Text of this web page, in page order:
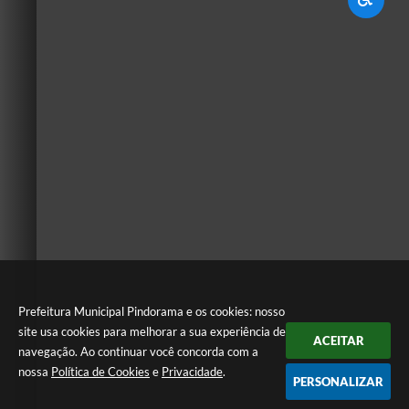
Prefeitura Municipal Pindorama e os cookies: nosso
site usa cookies para melhorar a sua experiência de
navegação. Ao continuar você concorda com a
nossa Política de Cookies e Privacidade.
ACEITAR
PERSONALIZAR